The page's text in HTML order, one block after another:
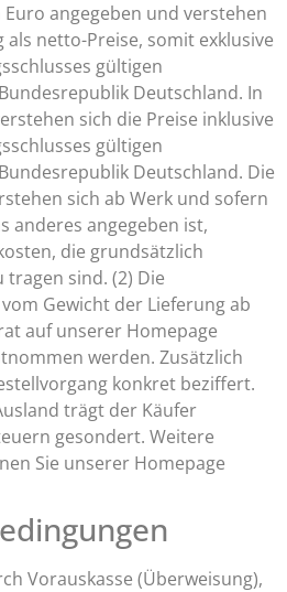
angegeben und verstehen
netto-Preise, somit exklusive
gültigen
Deutschland. In
sich die Preise inklusive
gültigen
Deutschland. Die
sich ab Werk und sofern
anderes angegeben ist,
die grundsätzlich
tragen sind. (2) Die
Gewicht der Lieferung ab
auf unserer Homepage
werden. Zusätzlich
konkret beziffert.
trägt der Käufer
gesondert. Weitere
Sie unserer Homepage
Vorauskasse (Überweisung),